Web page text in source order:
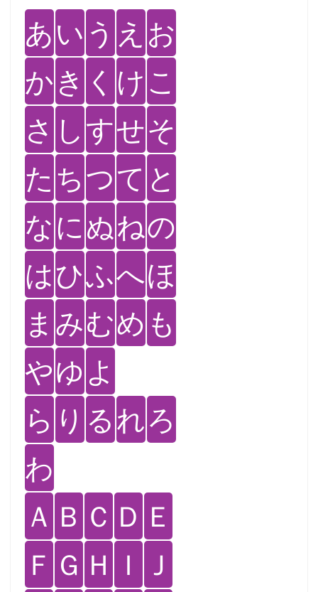
あい う え お
かき く けこ
さ しすせそ
た ちつて と
なにぬねの
はひふへほ
ま みむめ も
やゆ よ
ら り るれろ
わ
Ａ Ｂ Ｃ Ｄ Ｅ
Ｆ Ｇ Ｈ Ｉ Ｊ